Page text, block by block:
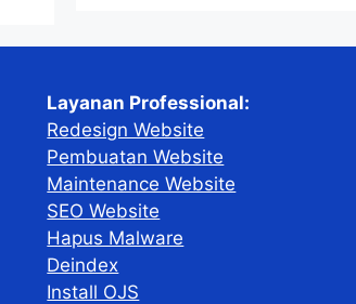
Layanan Professional:
Redesign Website
Pembuatan Website
Maintenance Website
SEO Website
Hapus Malware
Deindex
Install OJS